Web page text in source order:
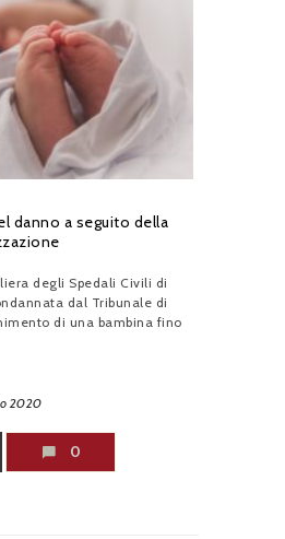
danno a seguito della
degli Spedali Civili di
dal Tribunale di
di una bambina fino
2020
0